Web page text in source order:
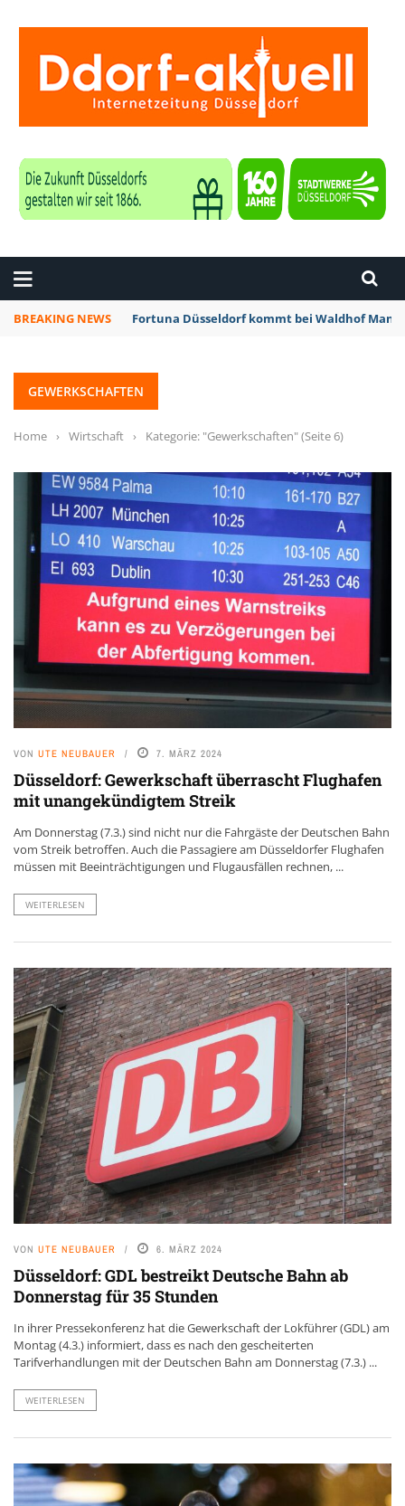
BREAKING NEWS Fortuna Düsseldorf kommt bei Waldhof
GEWERKSCHAFTEN
Home › Wirtschaft › Kategorie: "Gewerkschaften"(Seite 6)
VON UTE NEUBAUER 7. MÄRZ 2024
Düsseldorf: Gewerkschaft überrascht Flughafen
mit unangekündigtem Streik
Am Donnerstag (7.3.) sind nicht nur die Fahrgäste der Deutschen Bahn
vom Streik betroffen. Auch die Passagiere am Düsseldorfer Flughafen
müssen mit Beeinträchtigungen und Flugausfällen rechnen, ...
WEITERLESEN
VON UTE NEUBAUER 6. MÄRZ 2024
Düsseldorf: GDL bestreikt Deutsche Bahn ab
Donnerstag für 35 Stunden
In ihrer Pressekonferenz hat die Gewerkschaft der Lokführer (GDL) am
Montag (4.3.) informiert, dass es nach den gescheiterten
Tarifverhandlungen mit der Deutschen Bahn am Donnerstag (7.3.) ...
WEITERLESEN